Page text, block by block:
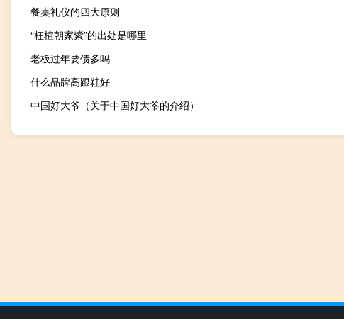
餐桌礼仪的四大原则
“枉楦朝家紫”的出处是哪里
老板过年要债多吗
什么品牌高跟鞋好
中国好大爷（关于中国好大爷的介绍）